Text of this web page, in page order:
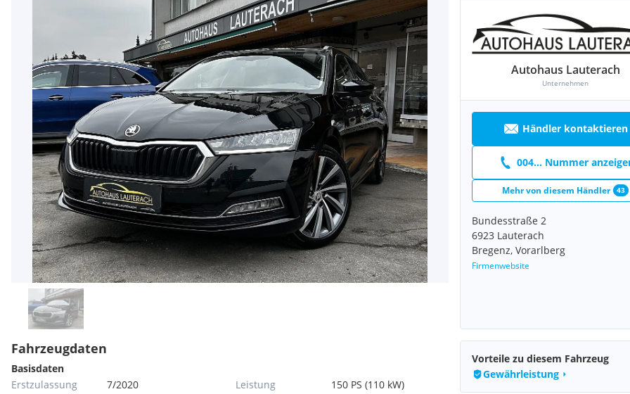
Autohaus Lauterach
Unternehmen
Händler kontaktieren
004... Nummer
Mehr von diesem Händler 43
Bundesstraße 2
6923 Lauterach
Bregenz, Vorarlberg
Firmenwebsite
Fahrzeugdaten
Basisdaten
Erstzulassung
7/2020 Leistung 150 PS (110 kW)
Vorteile zu diesem Fahrzeug
Gewährleistung